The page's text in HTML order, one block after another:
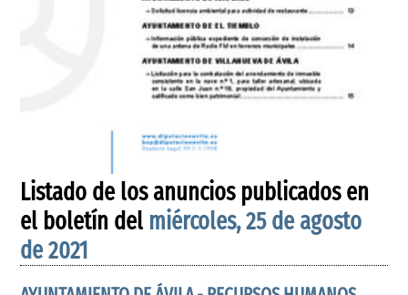
Listado de los anuncios publicados en
el boletín del miércoles, 25 de agosto
de 2021